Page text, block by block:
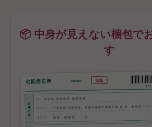
📦 中身が見えない梱包で
す